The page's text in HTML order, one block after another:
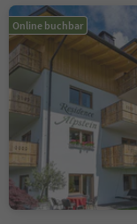
Online buchbar